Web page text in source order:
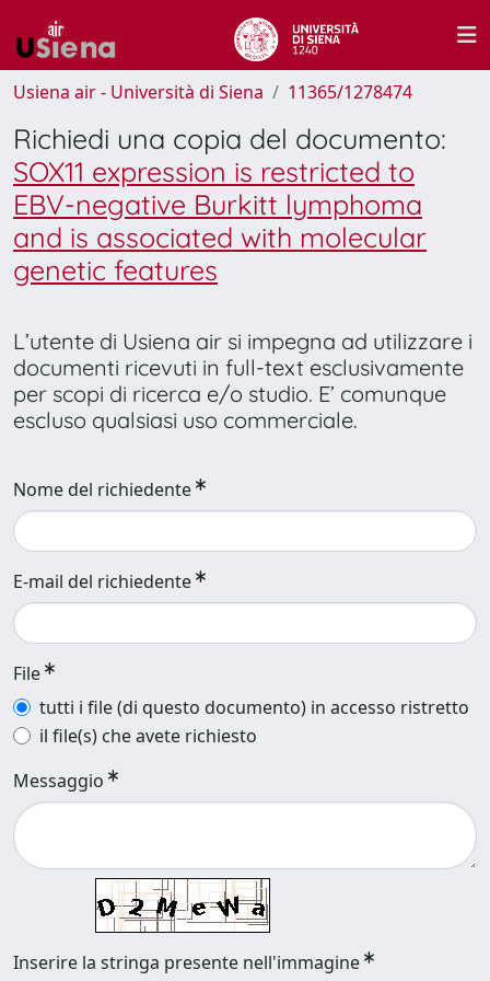
Usiena air - Università di Siena 11365/1278474
Richiedi una copia del documento:
SOX11 expression is restricted to
EBV-negative Burkitt lymphoma
and is associated with molecular
genetic features
L’utente di Usiena air si impegna ad utilizzare i
documenti ricevuti in full-text esclusivamente
per scopi di ricerca e/o studio. E’ comunque
escluso qualsiasi uso commerciale.
Nome del richiedente
E-mail del richiedente
File
tutti i file (di questo documento) in accesso ristretto
il file(s) che avete richiesto
Messaggio
Inserire la stringa presente nell'immagine